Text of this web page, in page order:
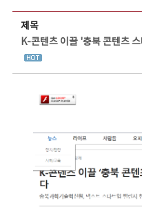
제목
K-콘텐츠 이끌 '충북 콘텐츠